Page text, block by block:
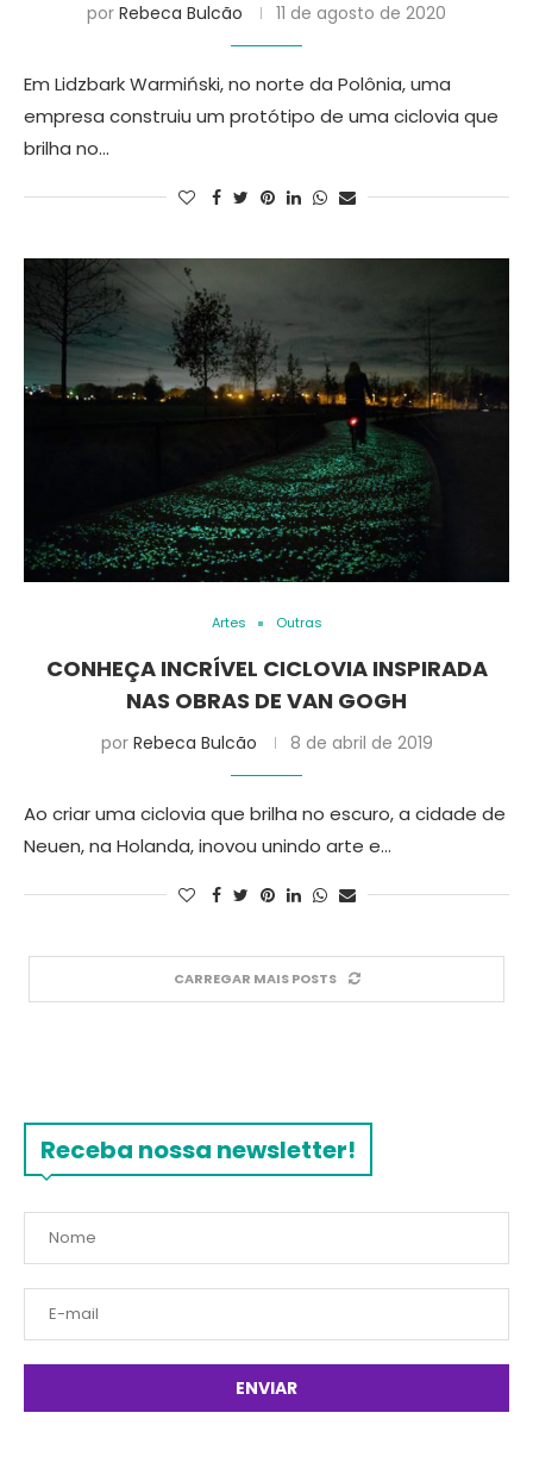
por Rebeca Bulcão 11 de agosto de 2020
Em Lidzbark Warmiński, no norte da Polônia, uma
empresa construiu um protótipo de uma ciclovia que
brilha no…
Artes Outras
CONHEÇA INCRÍVEL CICLOVIA INSPIRADA
NAS OBRAS DE VAN GOGH
por Rebeca Bulcão 8 de abril de 2019
Ao criar uma ciclovia que brilha no escuro, a cidade de
Neuen, na Holanda, inovou unindo arte e…
CARREGAR MAIS POSTS
Receba nossa newsletter!